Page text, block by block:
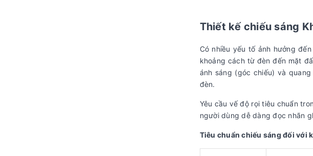
Thiết kế chiếu sáng
Có nhiều yếu tố ảnh hưởng
khoảng cách từ đèn đến mặt
ánh sáng (góc chiếu) và
đèn.
Yêu cầu vế độ rọi tiêu chuẩn
người dùng dễ dàng đọc nhãn
Tiêu chuẩn chiếu sáng đối với